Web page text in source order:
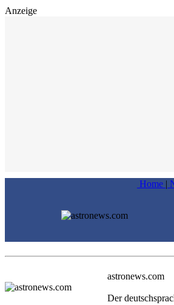
Anzeige
Home |
astronews.com
Der